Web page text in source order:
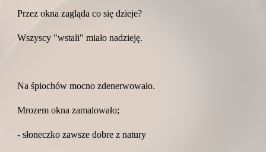
Przez okna zagląda co się dzieje?
Wszyscy "wstali" miało nadzieję.
Na śpiochów mocno zdenerwowało.
Mrozem okna zamalowało;
- słoneczko zawsze dobre z natury